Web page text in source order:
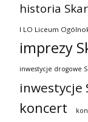
historia
I LO Liceum
imprezy
inwestycje drogowe
inwestycje
koncert